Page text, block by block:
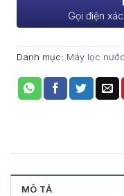
Gọi điện
Danh mục: Máy lọc
MÔ TẢ